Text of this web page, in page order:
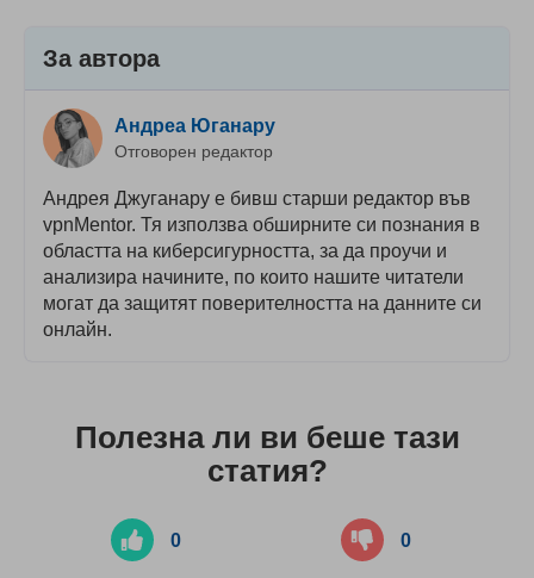
За автора
Андреа Юганару
Отговорен редактор
Андрея Джуганару е бивш старши редактор във
vpnMentor. Тя използва обширните си познания в
областта на киберсигурността, за да проучи и
анализира начините, по които нашите читатели
могат да защитят поверителността на данните си
онлайн.
Полезна ли ви беше тази
статия?
0 0